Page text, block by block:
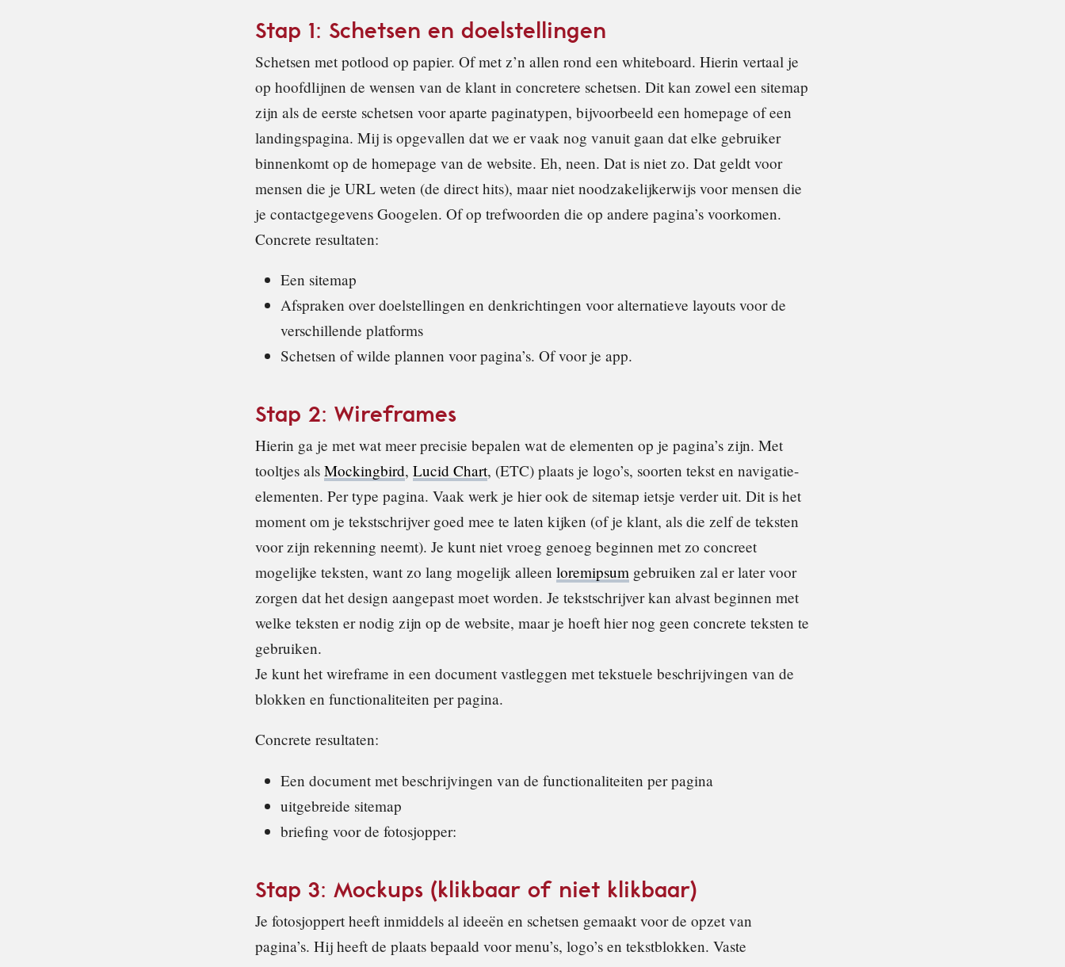
Stap 1: Schetsen en doelstellingen
Schetsen met potlood op papier. Of met z’n allen rond een whiteboard. Hierin vertaal je
op hoofdlijnen de wensen van de klant in concretere schetsen. Dit kan zowel een sitemap
zijn als de eerste schetsen voor aparte paginatypen, bijvoorbeeld een homepage of een
landingspagina. Mij is opgevallen dat we er vaak nog vanuit gaan dat elke gebruiker
binnenkomt op de homepage van de website. Eh, neen. Dat is niet zo. Dat geldt voor
mensen die je URL weten (de direct hits), maar niet noodzakelijkerwijs voor mensen die
je contactgegevens Googelen. Of op trefwoorden die op andere pagina’s voorkomen.
Concrete resultaten:
Een sitemap
Afspraken over doelstellingen en denkrichtingen voor alternatieve layouts voor de
verschillende platforms
Schetsen of wilde plannen voor pagina’s. Of voor je app.
Stap 2: Wireframes
Hierin ga je met wat meer precisie bepalen wat de elementen op je pagina’s zijn. Met
tooltjes als Mockingbird, Lucid Chart, (ETC) plaats je logo’s, soorten tekst en navigatie-
elementen. Per type pagina. Vaak werk je hier ook de sitemap ietsje verder uit. Dit is het
moment om je tekstschrijver goed mee te laten kijken (of je klant, als die zelf de teksten
voor zijn rekenning neemt). Je kunt niet vroeg genoeg beginnen met zo concreet
mogelijke teksten, want zo lang mogelijk alleen loremipsum gebruiken zal er later voor
zorgen dat het design aangepast moet worden. Je tekstschrijver kan alvast beginnen met
welke teksten er nodig zijn op de website, maar je hoeft hier nog geen concrete teksten te
gebruiken.
Je kunt het wireframe in een document vastleggen met tekstuele beschrijvingen van de
blokken en functionaliteiten per pagina.
Concrete resultaten:
Een document met beschrijvingen van de functionaliteiten per pagina
uitgebreide sitemap
briefing voor de fotosjopper:
Stap 3: Mockups (klikbaar of niet klikbaar)
Je fotosjoppert heeft inmiddels al ideeën en schetsen gemaakt voor de opzet van
pagina’s. Hij heeft de plaats bepaald voor menu’s, logo’s en tekstblokken. Vaste